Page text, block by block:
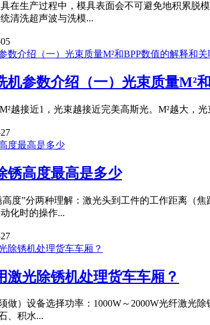
在生产过程中，模具表面会不可避免地积累脱
清洗超声波与洗模...
机参数介绍（一）光束质量M²
越接近1，光束越接近完美高斯光。M²越大，
锈高度最高是多少
度”分两种理解：激光头到工件的工作距离（
化时的操作...
激光除锈机处理货车车厢？
做）设备选择功率：1000W～2000W光纤激光
、积水...